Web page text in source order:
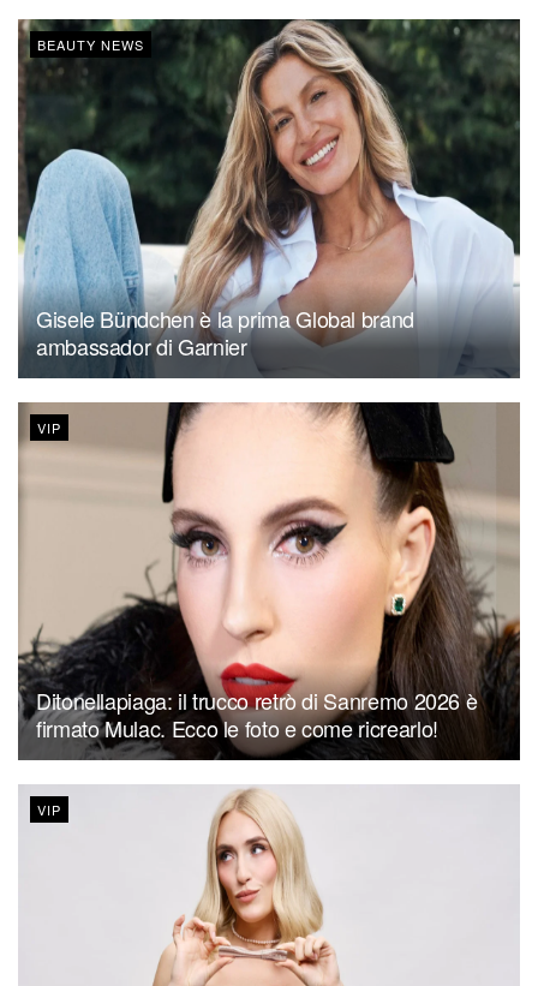
BEAUTY NEWS
Gisele Bündchen è la prima Global brand
ambassador di Garnier
VIP
Ditonellapiaga: il trucco retrò di Sanremo 2026 è
firmato Mulac. Ecco le foto e come ricrearlo!
VIP